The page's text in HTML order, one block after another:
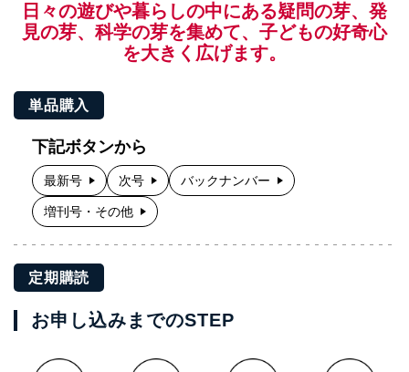
日々の遊びや暮らしの中にある疑問の芽、発
見の芽、科学の芽を集めて、子どもの好奇心
を大きく広げます。
単品購入
下記ボタンから
最新号 次号 バックナンバー
増刊号・その他
定期購読
お申し込みまでのSTEP